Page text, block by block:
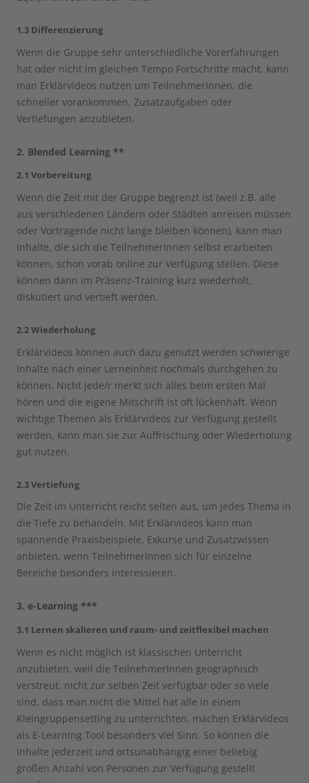
1.3 Differenzierung
Wenn die Gruppe sehr unterschiedliche Vorerfahrungen
hat oder nicht im gleichen Tempo Fortschritte macht, kann
man Erklärvideos nutzen um TeilnehmerInnen, die
schneller vorankommen, Zusatzaufgaben oder
Vertiefungen anzubieten.
2. Blended Learning **
2.1 Vorbereitung
Wenn die Zeit mit der Gruppe begrenzt ist (weil z.B. alle
aus verschiedenen Ländern oder Städten anreisen müssen
oder Vortragende nicht lange bleiben können), kann man
Inhalte, die sich die TeilnehmerInnen selbst erarbeiten
können, schon vorab online zur Verfügung stellen. Diese
können dann im Präsenz-Training kurz wiederholt,
diskutiert und vertieft werden.
2.2 Wiederholung
Erklärvideos können auch dazu genutzt werden schwierige
Inhalte nach einer Lerneinheit nochmals durchgehen zu
können. Nicht jede/r merkt sich alles beim ersten Mal
hören und die eigene Mitschrift ist oft lückenhaft. Wenn
wichtige Themen als Erklärvideos zur Verfügung gestellt
werden, kann man sie zur Auffrischung oder Wiederholung
gut nutzen.
2.3 Vertiefung
Die Zeit im Unterricht reicht selten aus, um jedes Thema in
die Tiefe zu behandeln. Mit Erklärvideos kann man
spannende Praxisbeispiele, Exkurse und Zusatzwissen
anbieten, wenn TeilnehmerInnen sich für einzelne
Bereiche besonders interessieren.
3. e-Learning ***
3.1 Lernen skalieren und raum- und zeitflexibel machen
Wenn es nicht möglich ist klassischen Unterricht
anzubieten, weil die TeilnehmerInnen geographisch
verstreut, nicht zur selben Zeit verfügbar oder so viele
sind, dass man nicht die Mittel hat alle in einem
Kleingruppensetting zu unterrichten, machen Erklärvideos
als E-Learning Tool besonders viel Sinn. So können die
Inhalte jederzeit und ortsunabhängig einer beliebig
großen Anzahl von Personen zur Verfügung gestellt